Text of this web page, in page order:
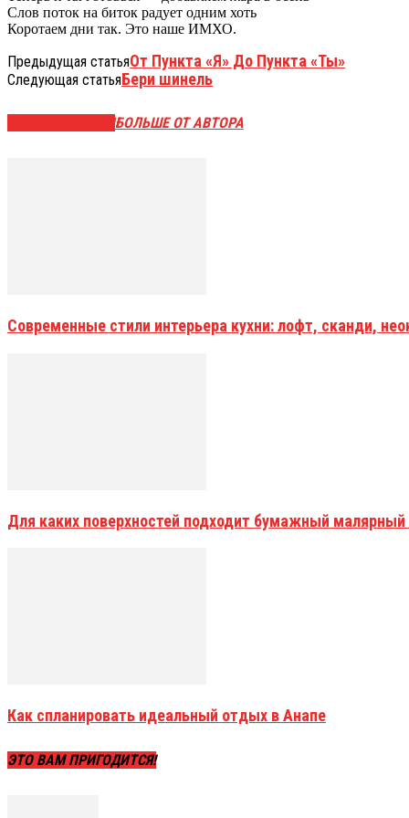
Слов поток на биток радует одним хоть
Коротаем дни так. Это наше ИМХО.
Предыдущая статьяОт Пункта «Я» До Пункта «Ты»
Следующая статьяБери шинель
БОЛЬШЕ ОТ АВТОРА
Современные стили интерьера кухни: лофт, сканди,
Для каких поверхностей подходит бумажный малярный
Как спланировать идеальный отдых в Анапе
ЭТО ВАМ ПРИГОДИТСЯ!